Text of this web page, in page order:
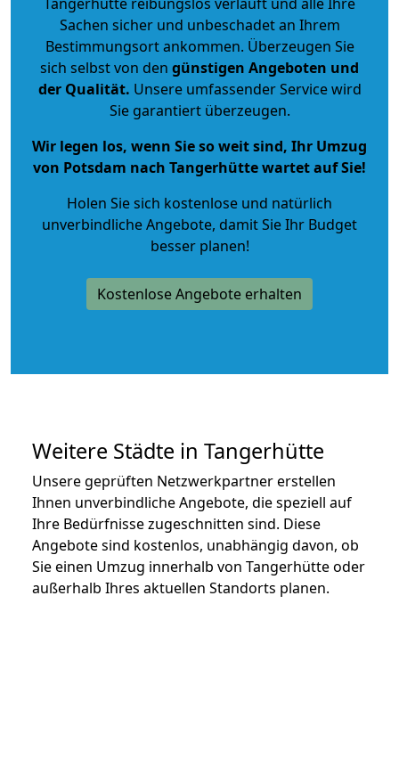
Sachen sicher und unbeschadet an Ihrem
Bestimmungsort ankommen. Überzeugen Sie
sich selbst von den günstigen Angeboten und
der Qualität. Unsere umfassender Service wird
Sie garantiert überzeugen.
Wir legen los, wenn Sie so weit sind, Ihr Umzug
von Potsdam nach Tangerhütte wartet auf Sie!
Holen Sie sich kostenlose und natürlich
unverbindliche Angebote, damit Sie Ihr Budget
besser planen!
Kostenlose Angebote erhalten
Weitere Städte in Tangerhütte
Unsere geprüften Netzwerkpartner erstellen
Ihnen unverbindliche Angebote, die speziell auf
Ihre Bedürfnisse zugeschnitten sind. Diese
Angebote sind kostenlos, unabhängig davon, ob
Sie einen Umzug innerhalb von Tangerhütte oder
außerhalb Ihres aktuellen Standorts planen.